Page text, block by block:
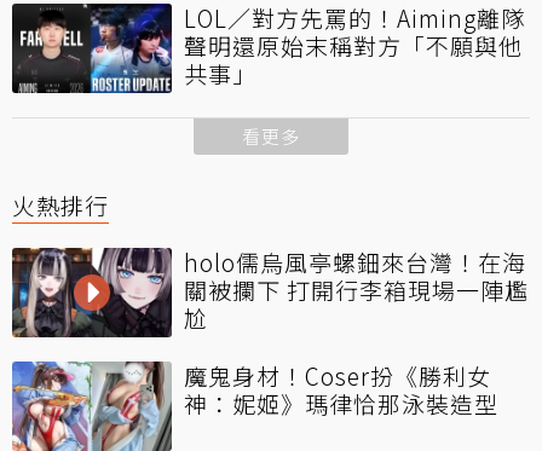
LOL／對方先罵的！Aiming離隊
聲明還原始末稱對方「不願與他
共事」
看更多
火熱排行
holo儒烏風亭螺鈿來台灣！在海
關被攔下 打開行李箱現場一陣尷
尬
魔鬼身材！Coser扮《勝利女
神：妮姬》瑪律恰那泳裝造型